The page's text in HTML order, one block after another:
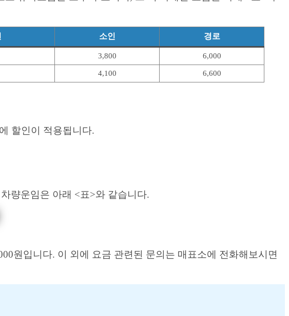
소인 경로
3,800 6,000
4,100 6,600
할인이 적용됩니다.
량운임은 아래 <표>와 같습니다.
원입니다. 이 외에 요금 관련된 문의는 매표소에 전화해보시면